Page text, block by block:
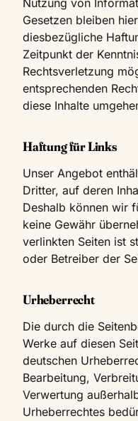
Nutzung von
Gesetzen bleiben
diesbezügliche
Zeitpunkt der
Rechtsverletzung
entsprechenden
diese Inhalte
Haftung für Links
Unser Angebot
Dritter, auf deren
Deshalb können wir
keine Gewähr
verlinkten Seiten ist
oder Betreiber der
Urheberrecht
Die durch die
Werke auf diesen
deutschen
Bearbeitung,
Verwertung
Urheberrechtes